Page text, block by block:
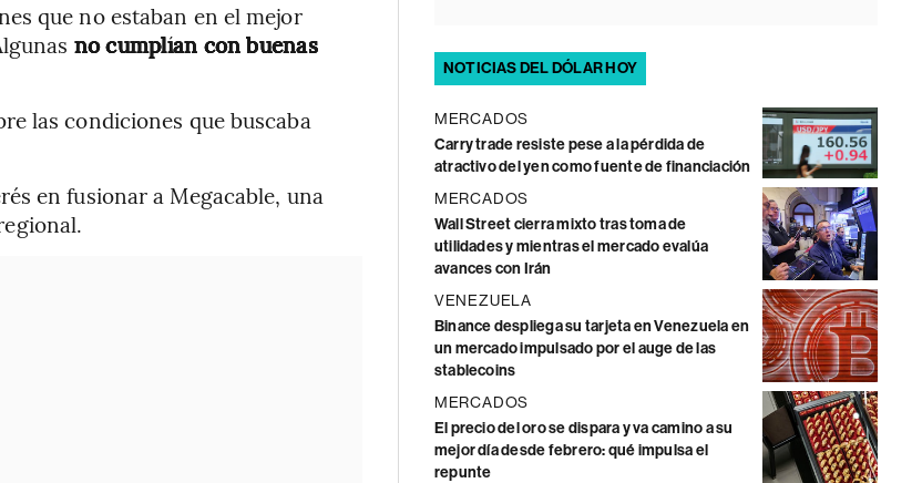
que no estaban en el mejor
no cumplían con buenas
las condiciones que buscaba
en fusionar a Megacable, una
NOTICIAS DEL DÓLAR HOY
MERCADOS
Carry trade resiste pese a la pérdida de
atractivo del yen como fuente de financiación
MERCADOS
Wall Street cierra mixto tras toma de
utilidades y mientras el mercado evalúa
avances con Irán
VENEZUELA
Binance despliega su tarjeta en Venezuela en
un mercado impulsado por el auge de las
stablecoins
MERCADOS
El precio del oro se dispara y va camino a su
mejor día desde febrero: qué impulsa el
repunte